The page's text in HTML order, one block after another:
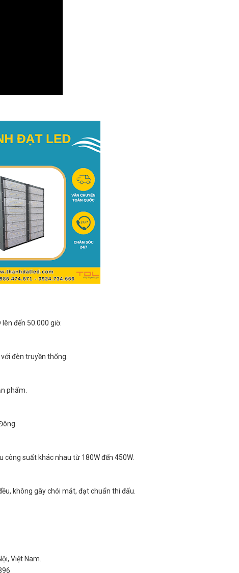
đến 50.000 giờ.
đèn truyền thống.
phẩm.
công suất khác nhau từ 180W đến 450W.
không gây chói mắt, đạt chuẩn thi đấu.
Việt Nam.